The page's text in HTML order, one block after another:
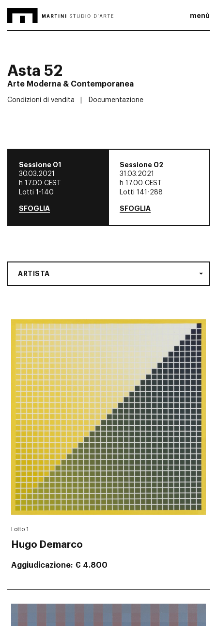
menù
Asta 52
Arte Moderna & Contemporanea
Condizioni di vendita Documentazione
Sessione 01
30.03.2021
h17.00 CEST
Lotti 1-140
SFOGLIA
Sessione 02
31.03.2021
h 17.00 CEST
Lotti 141-288
SFOGLIA
ARTISTA
Lotto 1
Hugo Demarco
Aggiudicazione € 4.800